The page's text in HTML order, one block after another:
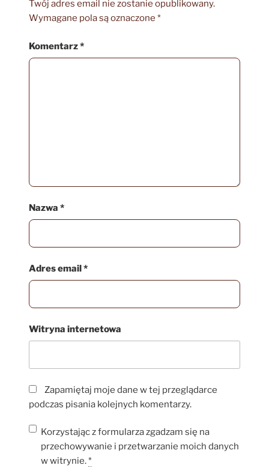
Twój adres email nie zostanie opublikowany.
Wymagane pola są oznaczone *
Komentarz*
Nazwa *
Adres email*
Witryna internetowa
Zapamiętaj moje dane w tej przeglądarce
podczas pisania kolejnych komentarzy.
Korzystając z formularza zgadzam się na
przechowywanie i przetwarzanie moich danych
w witrynie.*